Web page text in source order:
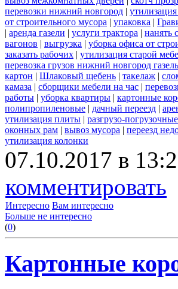
перевозки нижний новгород |
от строительного мусора | упаковка |
| аренда газели | услуги трактора | нанять
вагонов | выгрузка | уборка офиса от
заказать рабочих | утилизация старой
перевозка грузов нижний новгород газель
картон | Шлаковый щебень | такелаж |
камаза | сборщики мебели на час |
работы | уборка квартиры | картонные
полипропиленовые | дачный переезд |
утилизация плиты | разгрузо-
оконных рам | вывоз мусора | переезд
утилизация колонки
07.10.2017 в
комментировать
Интересно Вам интересно
Больше не интересно
(0)
Картонные